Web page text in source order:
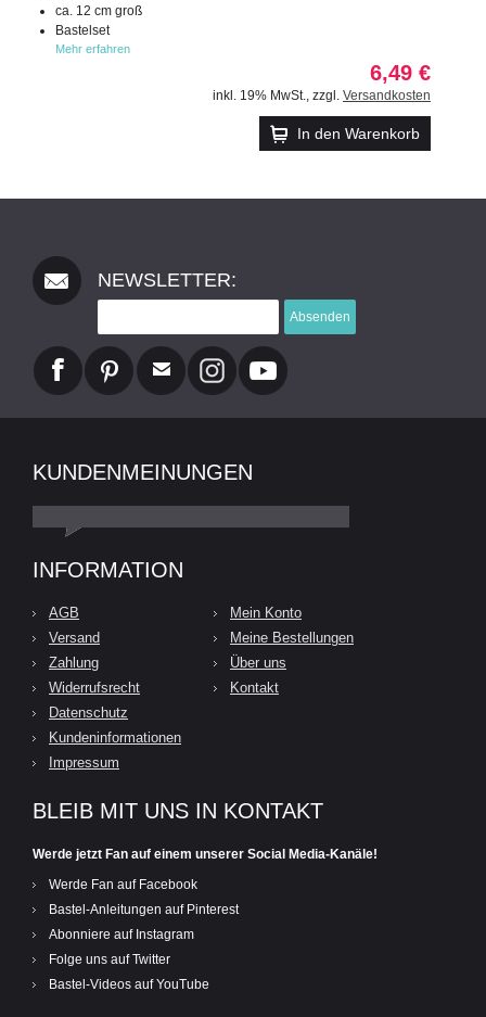
ca. 12 cm groß
Bastelset
Mehr erfahren
6,49 €
inkl. 19% MwSt. zzgl. Versandkosten
In den Warenkorb
NEWSLETTER:
Absenden
KUNDENMEINUNGEN
INFORMATION
AGB
Versand
Zahlung
Widerrufsrecht
Datenschutz
Kundeninformationen
Impressum
Mein Konto
Meine Bestellungen
Über uns
Kontakt
BLEIB MIT UNS IN KONTAKT
Werde jetzt Fan auf einem unserer Social Media-Kanäle!
Werde Fan auf Facebook
Bastel-Anleitungen auf Pinterest
Abonniere auf Instagram
Folge uns auf Twitter
Bastel-Videos auf YouTube